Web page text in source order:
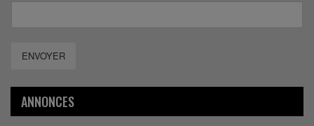
ENVOYER
ANNONCES